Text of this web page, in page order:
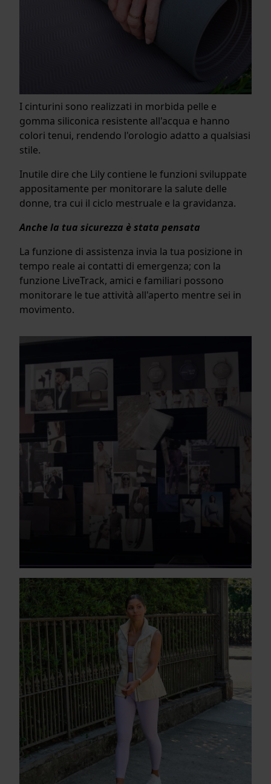
I cinturini sono realizzati in morbida pelle e
gomma siliconica resistente all'acqua e hanno
colori tenui, rendendo l'orologio adatto a qualsiasi
stile.
Inutile dire che Lily contiene le funzioni sviluppate
appositamente per monitorare la salute delle
donne, tra cui il ciclo mestruale e la gravidanza.
Anche la tua sicurezza è stata pensata
La funzione di assistenza invia la tua posizione in
tempo reale ai contatti di emergenza; con la
funzione LiveTrack, amici e familiari possono
monitorare le tue attività all'aperto mentre sei in
movimento.